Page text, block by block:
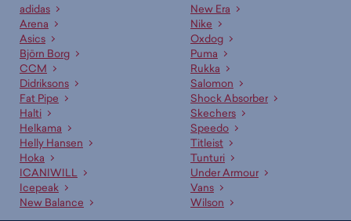
adidas
Arena
Asics
Björn Borg
CCM
Didriksons
Fat Pipe
Halti
Helkama
Helly Hansen
Hoka
ICANIWILL
Icepeak
New Balance
New Era
Nike
Oxdog
Puma
Rukka
Salomon
Shock Absorber
Skechers
Speedo
Titleist
Tunturi
Under Armour
Vans
Wilson